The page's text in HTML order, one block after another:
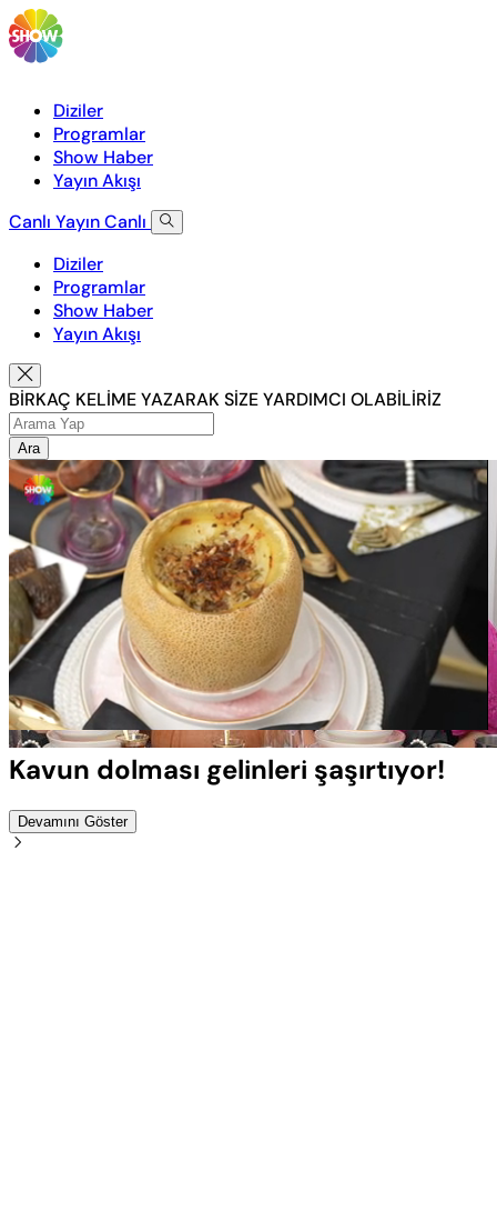
Diziler
Programlar
Show Haber
Yayın Akışı
Canlı YayınCanlı
Diziler
Programlar
Show Haber
Yayın Akışı
BİRKAÇ KELİME YAZARAK SİZE YARDIMCI OLABİLİRİZ
Ara
Sesi
Aç
Yüklendi :
100.00%
Oynatma
Hızı
Kavun dolması gelinleri şaşırtıyor!
Devamını Göster